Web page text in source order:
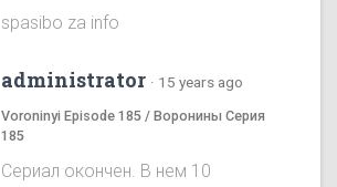
spasibo za info
administrator · 15 years ago
Voroninyi Episode 185 / Воронины Серия
185
Сериал окончен. В нем 10